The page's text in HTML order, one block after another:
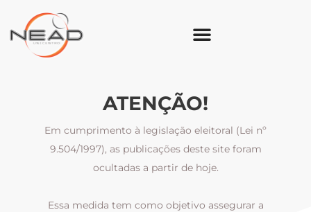
ATENÇÃO!
Em cumprimento à legislação eleitoral (Lei nº
9.504/1997), as publicações deste site foram
ocultadas a partir de hoje.
Essa medida tem como objetivo assegurar a